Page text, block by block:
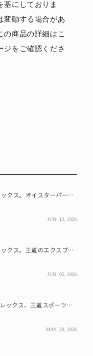
にしておりま
変動する場合があ
の商品の詳細はこ
ジをご確認くださ
110万円から揃えるロレックス。オイスターパーペチュアル、シードゥエラー、デイトジャスト
JUN. 12, 2026
120万円から始めるロレックス。王道のエクスプローラーⅠとデイトジャスト、金無垢×青のサブマリーナ―
JUN. 05, 2026
最初の1本に買いたいロレックス、王道スポーツモデル、定番ドレスウォッチ、個性派モデルの3本を比較
MAY. 29, 2026